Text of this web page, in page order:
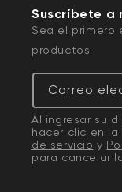
Suscríbete a
Sea el primero
productos.
Correo
Al ingresar su
hacer clic en
de servicio y
para cancelar